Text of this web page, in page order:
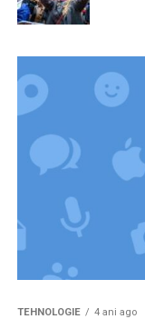
TEHNOLOGIE 4 ani ago